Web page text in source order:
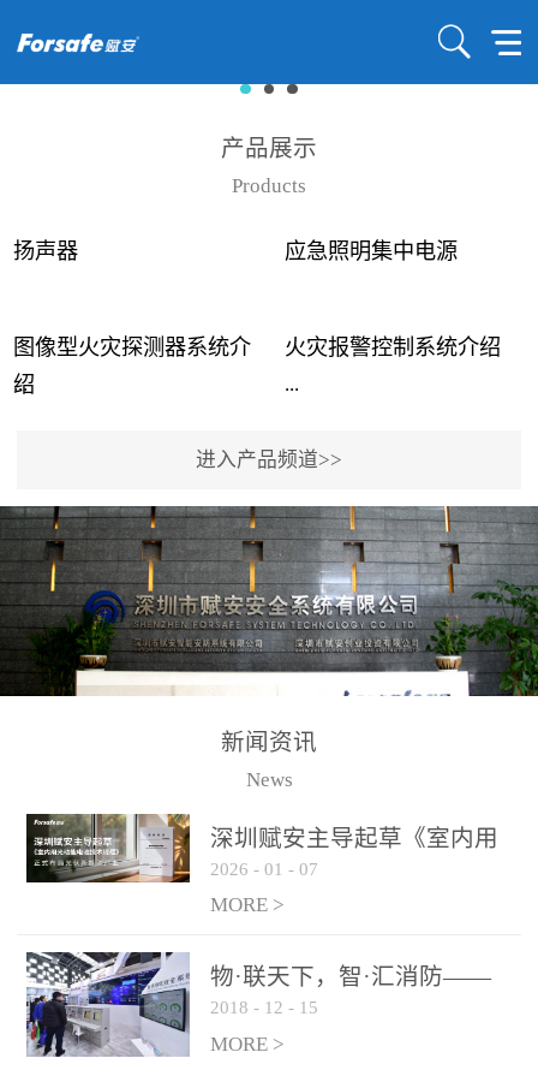
产品展示
Products
扬声器 应急照明集中电源
图像型火灾探测器系统介
绍
...
事故频发，传统的火灾探
测方法已无法满足要求。
尤其是目前众多的大型影
剧院、会议展览中心、体
育馆、大型仓库和隧道空
间等，其建筑结构特殊、
火灾隐患多。一旦发生火
传统的火灾关测器无法被
及时缺发，不能及早发现
和有效扑救火火，这不仅
力和闲难，同时也将造成
巨大的经济损失和社会影
响，基至还会造成人员伤
亡。图像型火灾探测器正
火灾报警控制系统介绍
...
用了具有仲裁机制和冗余
校验的总线传输技术、线
路状态检测与保护技术、
后向光电感烟探测技术、
高可靠的系统抗干扰技术
等多项专利技术和专有技
警领域三十多年技术积累
和工程实践的结晶。
进入产品频道>>
新闻资讯
News
深圳赋安主导起草《室内用
光动能电池技术规程》 正式
布局光伏新能源产业
2026 - 01 - 07
MORE >
物·联天下，智·汇消防——
赋安F&S 2018上海消防展圆
满落幕
2018 - 12 - 15
MORE >